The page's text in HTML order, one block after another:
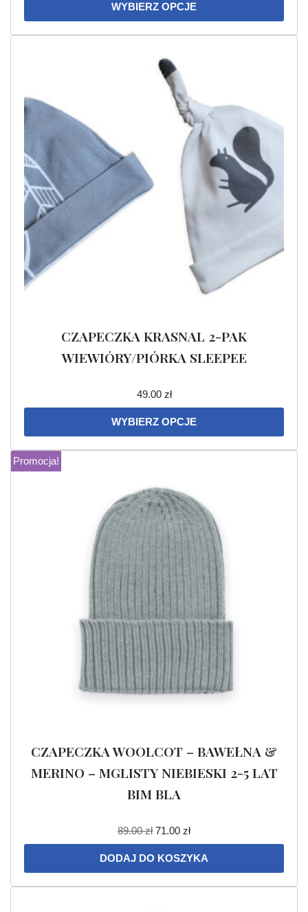
WYBIERZ OPCJE
CZAPECZKA KRASNAL 2-PAK
WIEWIÓRY/PIÓRKA SLEEPEE
49.00 zł
WYBIERZ OPCJE
Promocja!
CZAPECZKA WOOLCOT – BAWEŁNA &
MERINO – MGLISTY NIEBIESKI 2-5 LAT
BIM BLA
89.00zł 71.00 zł
DODAJ DO KOSZYKA